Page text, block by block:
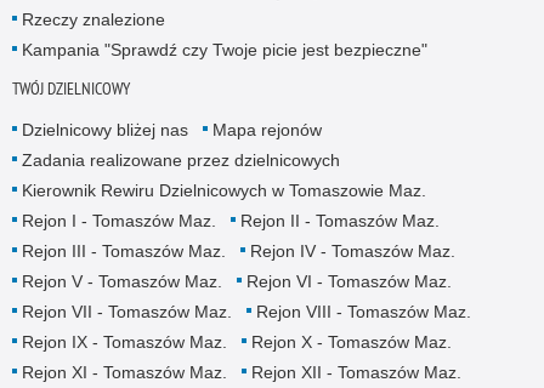
Rzeczy znalezione
Kampania "Sprawdź czy Twoje picie jest bezpieczne"
TWÓJ DZIELNICOWY
Dzielnicowy bliżej nas
Mapa rejonów
Zadania realizowane przez dzielnicowych
Kierownik Rewiru Dzielnicowych w Tomaszowie Maz.
Rejon I - Tomaszów Maz.
Rejon II - Tomaszów Maz.
Rejon III - Tomaszów Maz.
Rejon IV - Tomaszów Maz.
Rejon V - Tomaszów Maz.
Rejon VI - Tomaszów Maz.
Rejon VII - Tomaszów Maz.
Rejon VIII - Tomaszów Maz.
Rejon IX - Tomaszów Maz.
Rejon X - Tomaszów Maz.
Rejon XI - Tomaszów Maz.
Rejon XII - Tomaszów Maz.